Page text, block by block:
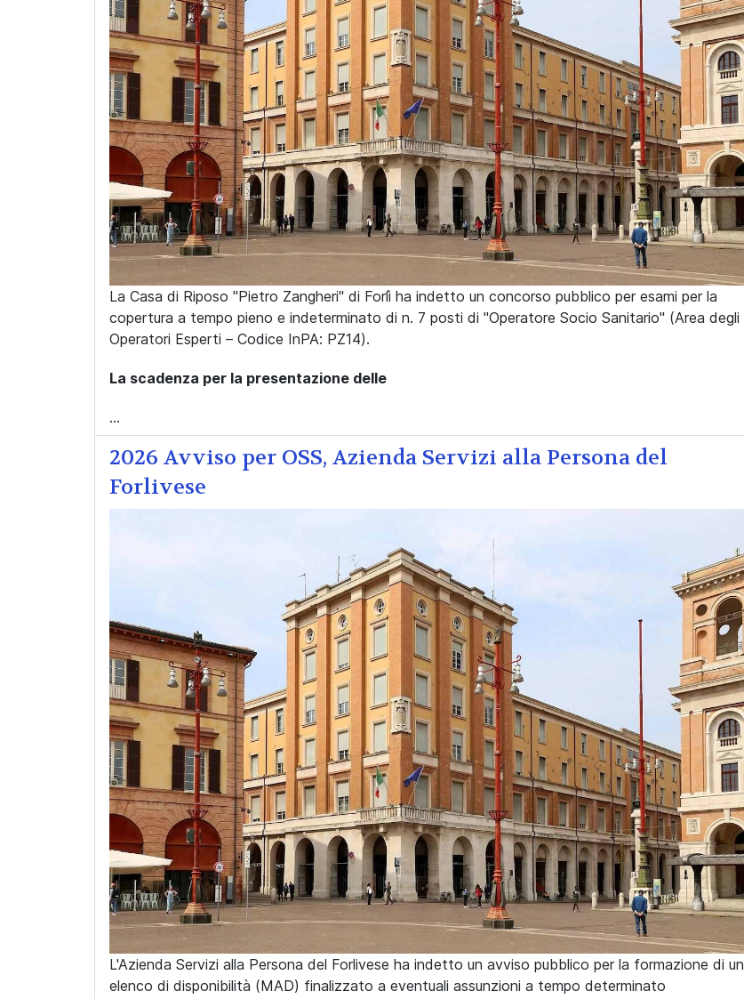
La Casa di Riposo "Pietro Zangheri" di Forlì ha indetto un concorso pubblico per esami per la
copertura a tempo pieno e indeterminato di n. 7 posti di "Operatore Socio Sanitario" (Area degli
Operatori Esperti – Codice InPA: PZ14).
La scadenza per la presentazione delle
...
2026 Avviso per OSS, Azienda Servizi alla Persona del
Forlivese
L'Azienda Servizi alla Persona del Forlivese ha indetto un avviso pubblico per la formazione di un
elenco di disponibilità (MAD) finalizzato a eventuali assunzioni a tempo determinato